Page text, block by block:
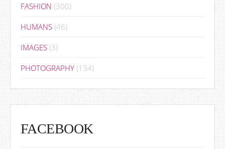
FASHION (300)
HUMANS (46)
IMAGES (3)
PHOTOGRAPHY (134)
FACEBOOK